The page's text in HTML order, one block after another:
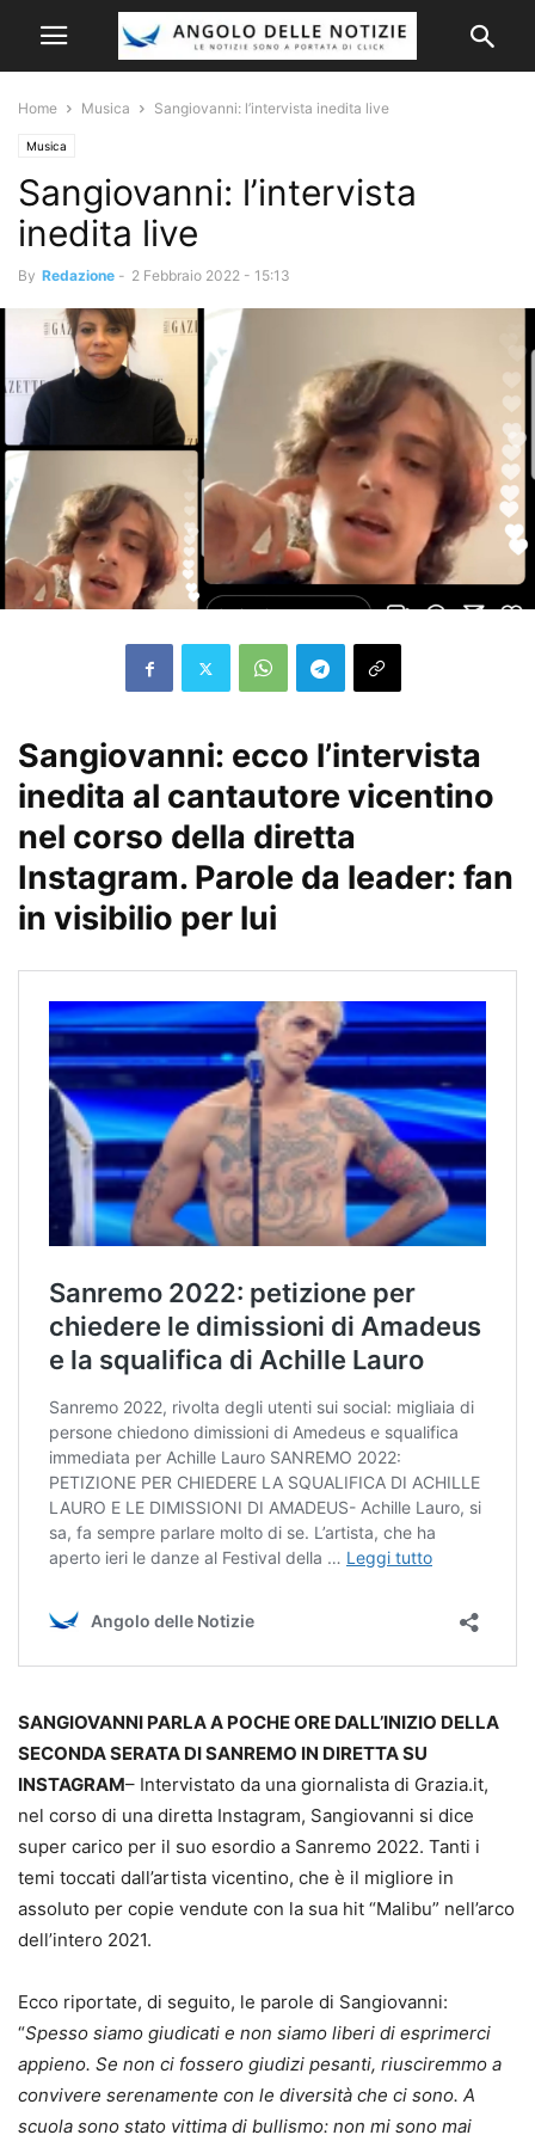
Home Musica Sangiovanni: l’intervista inedita live
Musica
Sangiovanni: l’intervista
inedita live
By Redazione - 2 Febbraio 2022 - 15:13
Sangiovanni: ecco l’intervista
inedita al cantautore vicentino
nel corso della diretta
Instagram. Parole da leader: fan
in visibilio per lui
SANGIOVANNI PARLA A POCHE ORE DALL’INIZIO DELLA
SECONDA SERATA DI SANREMO IN DIRETTA SU
INSTAGRAM– Intervistato da una giornalista di Grazia.it,
nel corso di una diretta Instagram, Sangiovanni si dice
super carico per il suo esordio a Sanremo 2022. Tanti i
temi toccati dall’artista vicentino, che è il migliore in
assoluto per copie vendute con la sua hit “Malibu” nell’arco
dell’intero 2021.
Ecco riportate, di seguito, le parole di Sangiovanni:
“Spesso siamo giudicati e non siamo liberi di esprimerci
appieno. Se non ci fossero giudizi pesanti, riusciremmo a
convivere serenamente con le diversità che ci sono. A
scuola sono stato vittima di bullismo: non mi sono mai